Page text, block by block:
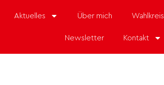
Aktuelles Über mich Wahlkreis
Newsletter Kontakt